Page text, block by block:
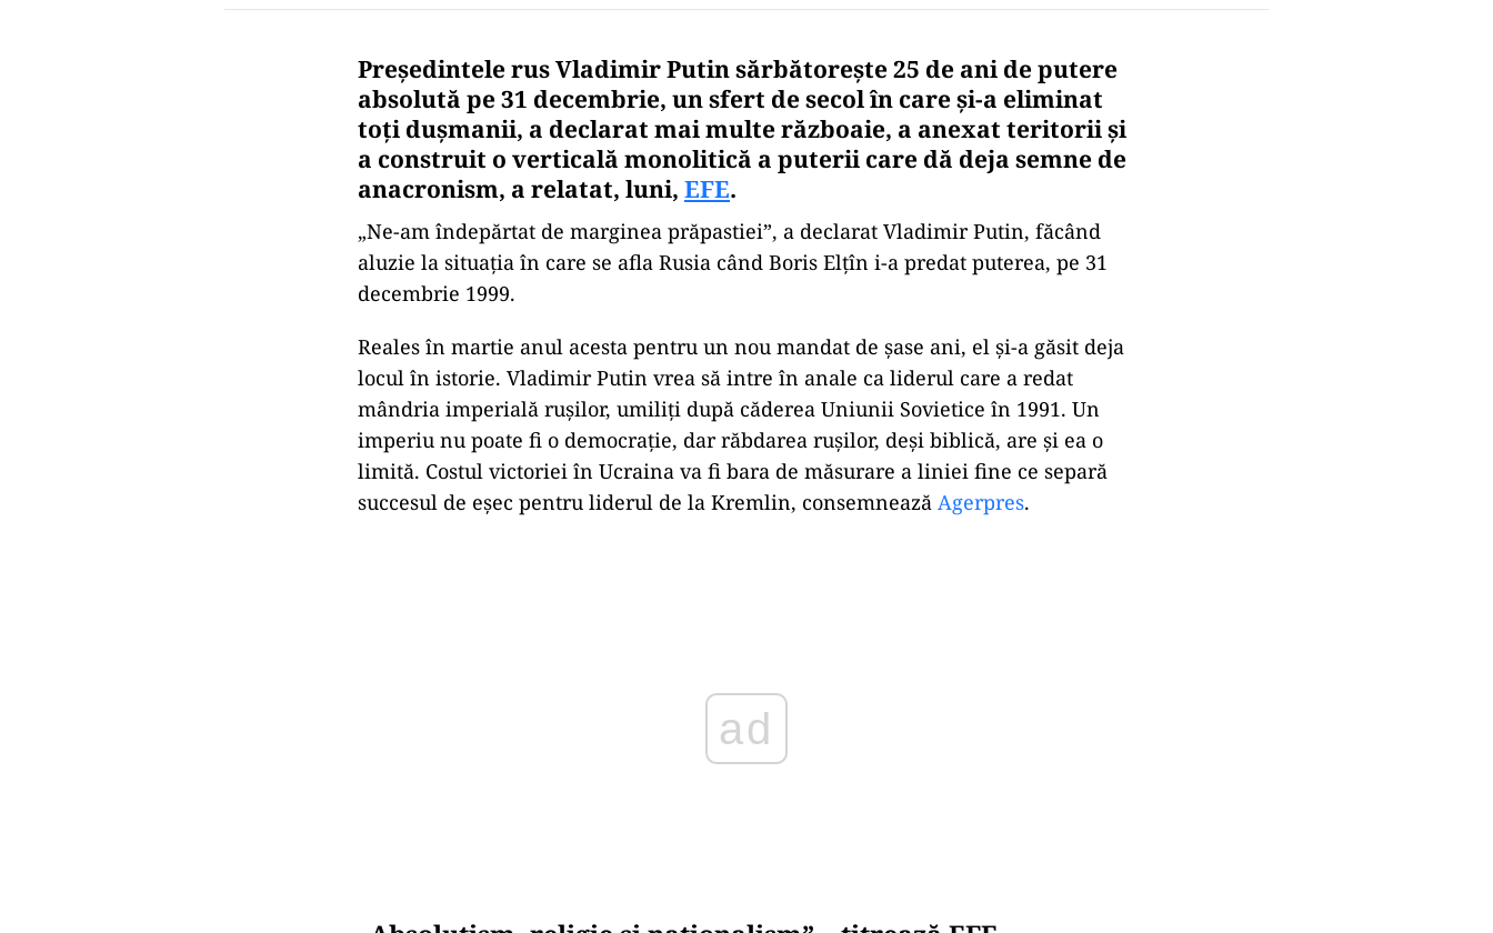
Preşedintele rus Vladimir Putin sărbătoreşte 25 de ani de putere
absolută pe 31 decembrie, un sfert de secol în care şi-a eliminat
toţi duşmanii, a declarat mai multe războaie, a anexat teritorii şi
a construit o verticală monolitică a puterii care dă deja semne de
anacronism, a relatat, luni, EFE.
„Ne-am îndepărtat de marginea prăpastiei”, a declarat Vladimir Putin, făcând
aluzie la situaţia în care se afla Rusia când Boris Elţîn i-a predat puterea, pe 31
decembrie 1999.
Reales în martie anul acesta pentru un nou mandat de şase ani, el şi-a găsit deja
locul în istorie. Vladimir Putin vrea să intre în anale ca liderul care a redat
mândria imperială ruşilor, umiliţi după căderea Uniunii Sovietice în 1991. Un
imperiu nu poate fi o democraţie, dar răbdarea ruşilor, deşi biblică, are şi ea o
limită. Costul victoriei în Ucraina va fi bara de măsurare a liniei fine ce separă
succesul de eşec pentru liderul de la Kremlin, consemnează Agerpres.